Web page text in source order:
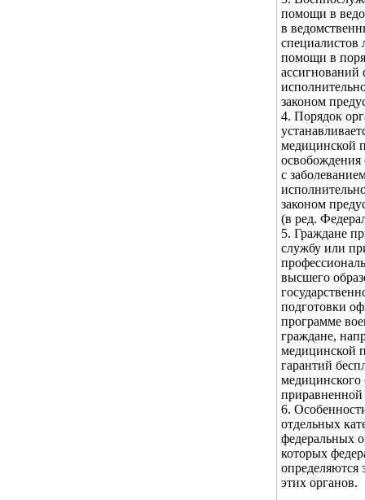
помощи в
в
специалистов
помощи в
ассигнований
законом
4. Порядок
медицинской
освобождения
с
законом
(в ред.
5. Граждане
службу или
высшего
подготовки
программе
граждане,
медицинской
гарантий
медицинского
6.
отдельных
федеральных
которых
определяются
этих органов.